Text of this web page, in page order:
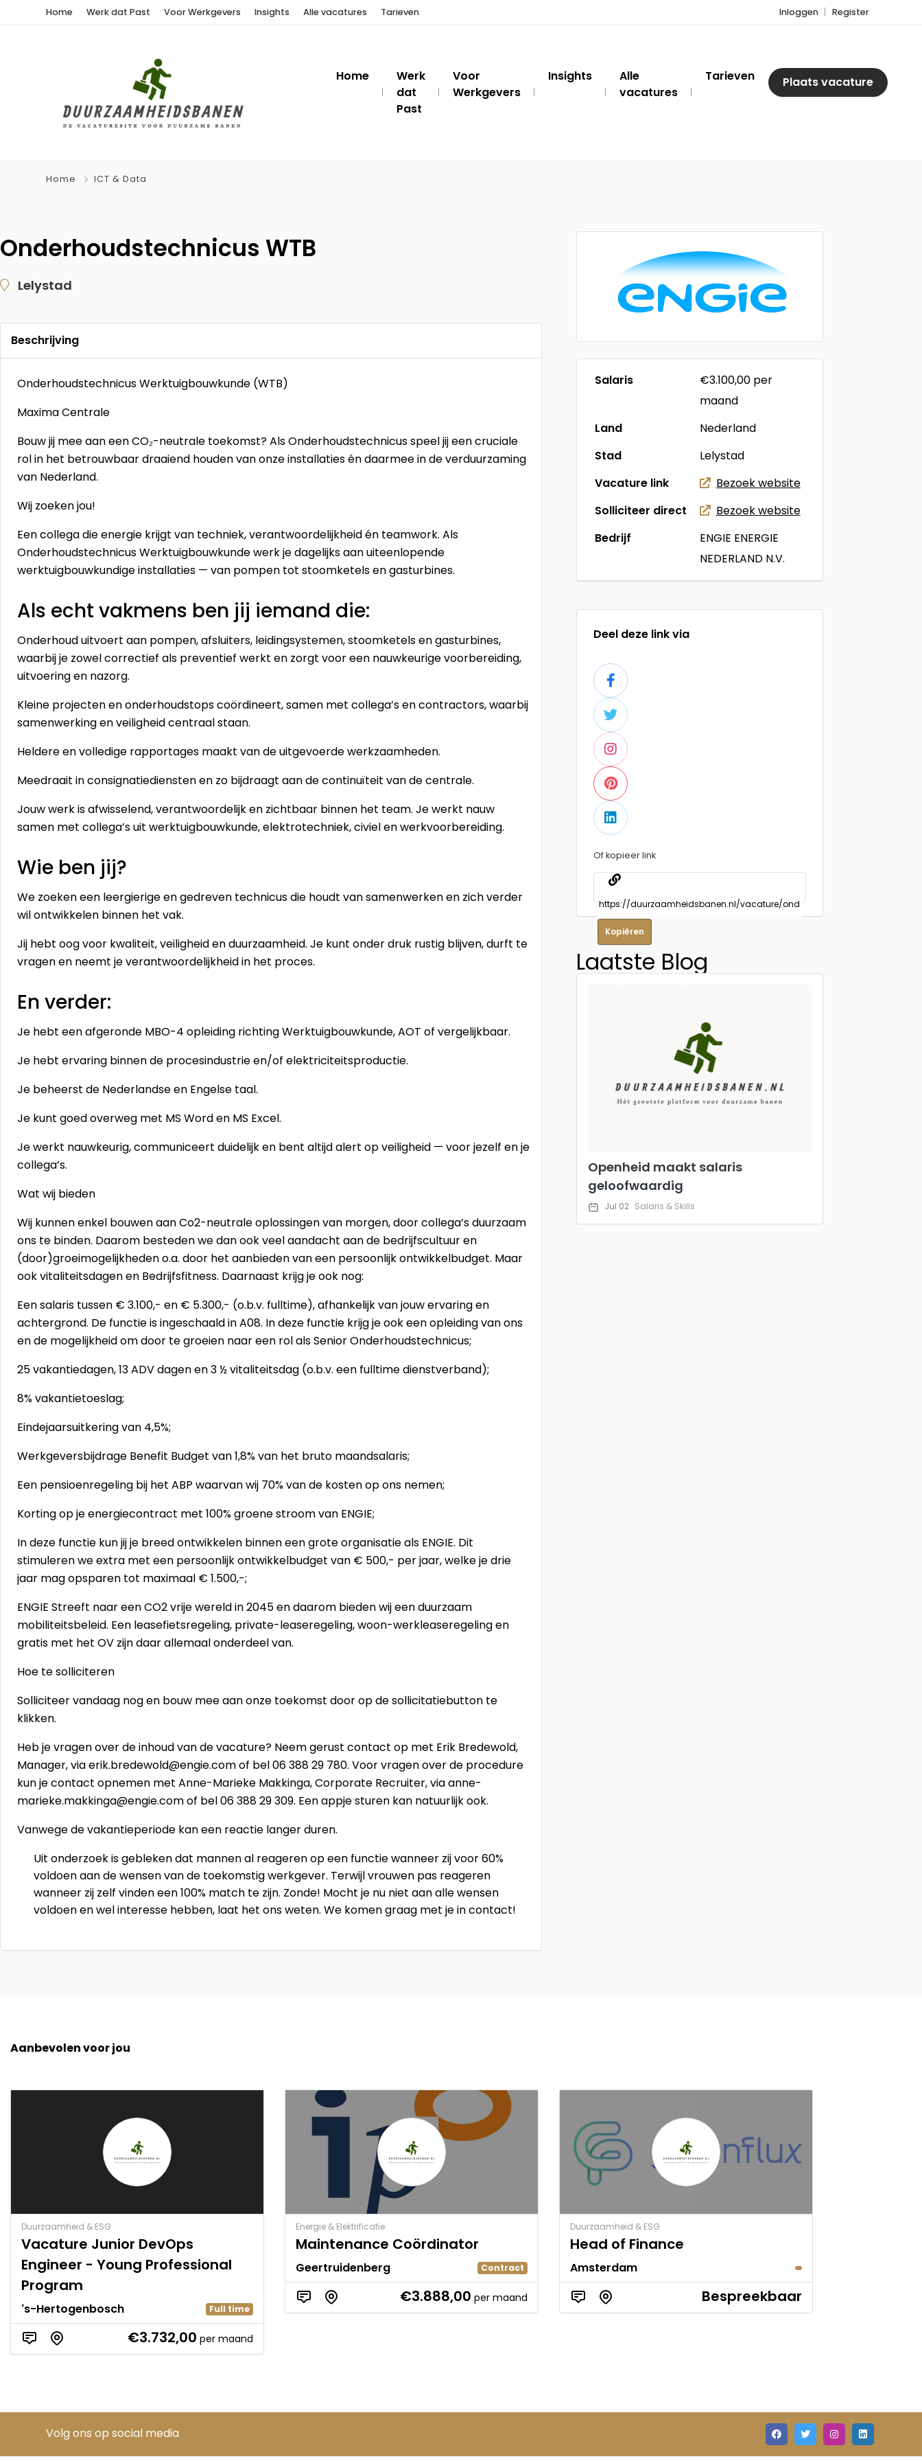
Home Werk dat Past Voor Werkgevers Insights Alle vacatures Tarieven Inloggen Register
Home
Werk
dat
Past
Voor
Werkgevers
Insights
Alle
vacatures
Tarieven Plaats vacature
Home ICT & Data
Onderhoudstechnicus WTB
Lelystad
Beschrijving
Onderhoudstechnicus Werktuigbouwkunde (WTB)
Maxima Centrale
Bouw jij mee aan een CO₂-neutrale toekomst? Als Onderhoudstechnicus speel jij een cruciale
rol in het betrouwbaar draaiend houden van onze installaties én daarmee in de verduurzaming
van Nederland.
Wij zoeken jou!
Een collega die energie krijgt van techniek, verantwoordelijkheid én teamwork. Als
Onderhoudstechnicus Werktuigbouwkunde werk je dagelijks aan uiteenlopende
werktuigbouwkundige installaties — van pompen tot stoomketels en gasturbines.
Als echt vakmens ben jij iemand die:
Onderhoud uitvoert aan pompen, afsluiters, leidingsystemen, stoomketels en gasturbines,
waarbij je zowel correctief als preventief werkt en zorgt voor een nauwkeurige voorbereiding,
uitvoering en nazorg.
Kleine projecten en onderhoudstops coördineert, samen met collega’s en contractors, waarbij
samenwerking en veiligheid centraal staan.
Heldere en volledige rapportages maakt van de uitgevoerde werkzaamheden.
Meedraait in consignatiediensten en zo bijdraagt aan de continuïteit van de centrale.
Jouw werk is afwisselend, verantwoordelijk en zichtbaar binnen het team. Je werkt nauw
samen met collega’s uit werktuigbouwkunde, elektrotechniek, civiel en werkvoorbereiding.
Wie ben jij?
We zoeken een leergierige en gedreven technicus die houdt van samenwerken en zich verder
wil ontwikkelen binnen het vak.
Jij hebt oog voor kwaliteit, veiligheid en duurzaamheid. Je kunt onder druk rustig blijven, durft te
vragen en neemt je verantwoordelijkheid in het proces.
En verder:
Je hebt een afgeronde MBO-4 opleiding richting Werktuigbouwkunde, AOT of vergelijkbaar.
Je hebt ervaring binnen de procesindustrie en/of elektriciteitsproductie.
Je beheerst de Nederlandse en Engelse taal.
Je kunt goed overweg met MS Word en MS Excel.
Je werkt nauwkeurig, communiceert duidelijk en bent altijd alert op veiligheid — voor jezelf en je
collega’s.
Wat wij bieden
Wij kunnen enkel bouwen aan Co2-neutrale oplossingen van morgen, door collega’s duurzaam
ons te binden. Daarom besteden we dan ook veel aandacht aan de bedrijfscultuur en
(door)groeimogelijkheden o.a. door het aanbieden van een persoonlijk ontwikkelbudget. Maar
ook vitaliteitsdagen en Bedrijfsfitness. Daarnaast krijg je ook nog:
Een salaris tussen € 3.100,- en € 5.300,- (o.b.v. fulltime), afhankelijk van jouw ervaring en
achtergrond. De functie is ingeschaald in A08. In deze functie krijg je ook een opleiding van ons
en de mogelijkheid om door te groeien naar een rol als Senior Onderhoudstechnicus;
25 vakantiedagen, 13 ADV dagen en 3 ½ vitaliteitsdag (o.b.v. een fulltime dienstverband);
8% vakantietoeslag;
Eindejaarsuitkering van 4,5%;
Werkgeversbijdrage Benefit Budget van 1,8% van het bruto maandsalaris;
Een pensioenregeling bij het ABP waarvan wij 70% van de kosten op ons nemen;
Korting op je energiecontract met 100% groene stroom van ENGIE;
In deze functie kun jij je breed ontwikkelen binnen een grote organisatie als ENGIE. Dit
stimuleren we extra met een persoonlijk ontwikkelbudget van € 500,- per jaar, welke je drie
jaar mag opsparen tot maximaal € 1.500,-;
ENGIE Streeft naar een CO2 vrije wereld in 2045 en daarom bieden wij een duurzaam
mobiliteitsbeleid. Een leasefietsregeling, private-leaseregeling, woon-werkleaseregeling en
gratis met het OV zijn daar allemaal onderdeel van.
Hoe te solliciteren
Solliciteer vandaag nog en bouw mee aan onze toekomst door op de sollicitatiebutton te
klikken.
Heb je vragen over de inhoud van de vacature? Neem gerust contact op met Erik Bredewold,
Manager, via erik.bredewold@engie.com of bel 06 388 29 780. Voor vragen over de procedure
kun je contact opnemen met Anne-Marieke Makkinga, Corporate Recruiter, via anne-
marieke.makkinga@engie.com of bel 06 388 29 309. Een appje sturen kan natuurlijk ook.
Vanwege de vakantieperiode kan een reactie langer duren.
Uit onderzoek is gebleken dat mannen al reageren op een functie wanneer zij voor 60%
voldoen aan de wensen van de toekomstig werkgever. Terwijl vrouwen pas reageren
wanneer zij zelf vinden een 100% match te zijn. Zonde! Mocht je nu niet aan alle wensen
voldoen en wel interesse hebben, laat het ons weten. We komen graag met je in contact!
Salaris €3.100,00per
maand
Land
Nederland
Stad
Lelystad
Vacature link
Bezoek website
Solliciteer direct
Bezoek website
Bedrijf
ENGIE ENERGIE
NEDERLAND N.V.
Deel deze link via
Of kopieer link
Kopiëren
Laatste Blog
Openheid maakt salaris
geloofwaardig
Jul 02 Salaris & Skills
Aanbevolen voor jou
Duurzaamheid & ESG
Vacature Junior DevOps
Engineer - Young Professional
Program
's-Hertogenbosch Full time
€3.732,00 per maand
Energie & Elektrificatie
Maintenance Coördinator
Geertruidenberg Contract
€3.888,00 per maand
Duurzaamheid & ESG
Head of Finance
Amsterdam
Bespreekbaar
Volg ons op social media